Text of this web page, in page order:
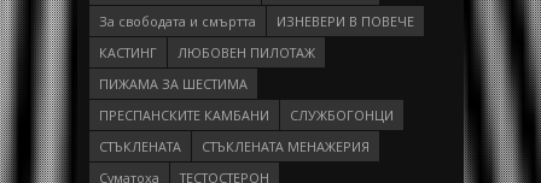
За свободата и смъртта
ИЗНЕВЕРИ В ПОВЕЧЕ
КАСТИНГ
ЛЮБОВЕН ПИЛОТАЖ
ПИЖАМА ЗА ШЕСТИМА
ПРEСПAНСКИТЕ КАМБАНИ
СЛУЖБОГОНЦИ
СТЪКЛЕНАТА
СТЪКЛЕНАТА МЕНАЖЕРИЯ
Суматоха
ТЕСТОСТЕРОН